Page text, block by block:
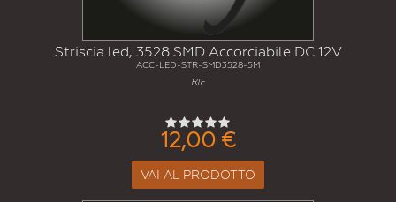
Striscia led, 3528 SMD Accorciabile DC 12V
ACC-LED-STR-SMD3528-5M
RIF
12,00 €
VAI AL PRODOTTO